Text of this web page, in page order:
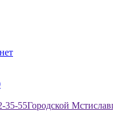
35-55Городской